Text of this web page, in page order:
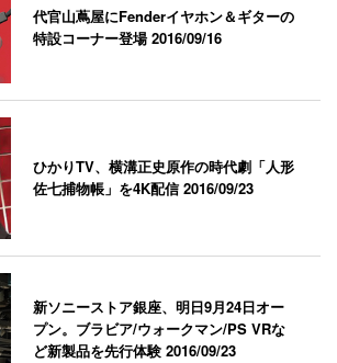
代官山蔦屋にFenderイヤホン＆ギターの
特設コーナー登場2016/09/16
ひかりTV、横溝正史原作の時代劇「人形
佐七捕物帳」を4K配信2016/09/23
新ソニーストア銀座、明日9月24日オー
プン。ブラビア/ウォークマン/PS VRな
ど新製品を先行体験2016/09/23